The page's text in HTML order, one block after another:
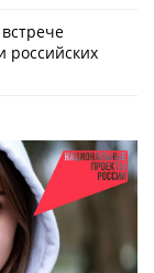
российских